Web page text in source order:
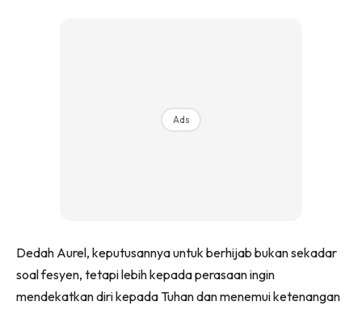
Ads
Dedah Aurel, keputusannya untuk berhijab bukan sekadar
soal fesyen, tetapi lebih kepada perasaan ingin
mendekatkan diri kepada Tuhan dan menemui ketenangan